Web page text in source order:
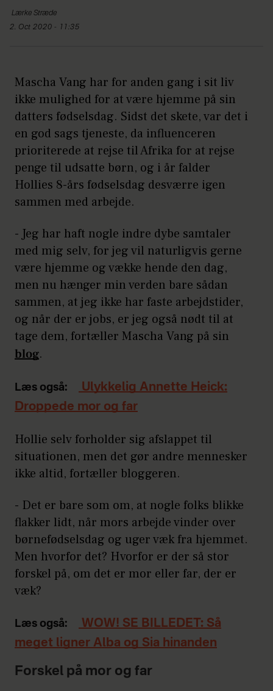
Lærke Stræde
2. Oct 2020 - 11:35
Mascha Vang har for anden gang i sit liv
ikke mulighed for at være hjemme på sin
datters fødselsdag. Sidst det skete, var det i
en god sags tjeneste, da influenceren
prioriterede at rejse til Afrika for at rejse
penge til udsatte børn, og i år falder
Hollies 8-års fødselsdag desværre igen
sammen med arbejde.
- Jeg har haft nogle indre dybe samtaler
med mig selv, for jeg vil naturligvis gerne
være hjemme og vække hende den dag,
men nu hænger min verden bare sådan
sammen, at jeg ikke har faste arbejdstider,
og når der er jobs, er jeg også nødt til at
tage dem, fortæller Mascha Vang på sin
blog.
Læs også:
Ulykkelig Annette Heick:
Droppede mor og far
Hollie selv forholder sig afslappet til
situationen, men det gør andre mennesker
ikke altid, fortæller bloggeren.
- Det er bare som om, at nogle folks blikke
flakker lidt, når mors arbejde vinder over
børnefødselsdag og uger væk fra hjemmet.
Men hvorfor det? Hvorfor er der så stor
forskel på, om det er mor eller far, der er
væk?
Læs også:
WOW! SE BILLEDET: Så
meget ligner Alba og Sia hinanden
Forskel på mor og far